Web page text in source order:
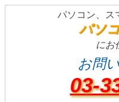
パソコン、ス
パソ
にお
お問
03-